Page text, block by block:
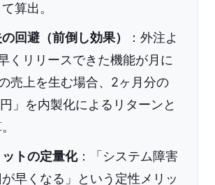
算出。
回避（前倒し効果）
：外注よ
くリリースできた機能が月に
売上を生む場合、2ヶ月分の
」を内製化によるリターンと
トの定量化：「システム障害
早くなる」という定性メリッ